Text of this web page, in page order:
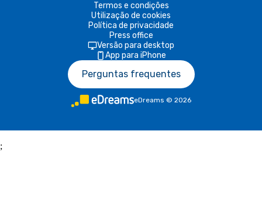
Termos e condições
Utilização de cookies
Política de privacidade
Press office
Versão para desktop
App para iPhone
Perguntas frequentes
eDreams © 2026
;